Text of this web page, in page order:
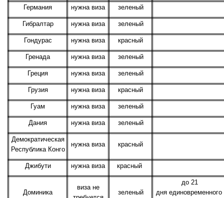
Германия нужна виза зеленый
Гибралтар нужна виза зеленый
Гондурас нужна виза красный
Гренада нужна виза зеленый
Греция нужна виза зеленый
Грузия нужна виза красный
Гуам нужна виза зеленый
Дания нужна виза зеленый
Демократическая
Республика Конго
нужна виза красный
Джибути нужна виза красный
Доминика
виза не
зеленый
до 21
дня единовременного